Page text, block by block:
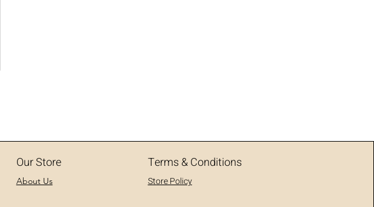
Our Store
About Us
Terms & Conditions
Store Policy